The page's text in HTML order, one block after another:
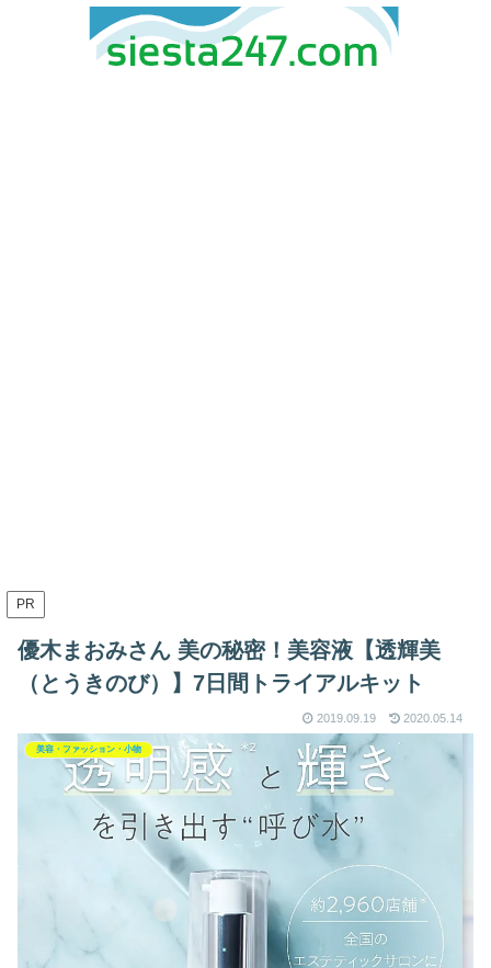
PR
優木まおみさん 美の秘密！美容液【透輝美
（とうきのび）】7日間トライアルキット
2019.09.19 2020.05.14
美容・ファッション・小物